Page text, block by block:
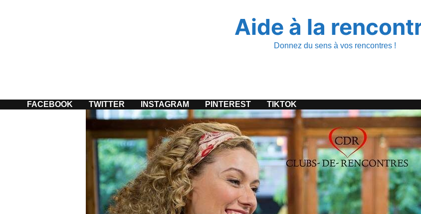
Aide à la
Donnez du sens à vos rencontres !
FACEBOOK TWITTER INSTAGRAM PINTEREST TIKTOK